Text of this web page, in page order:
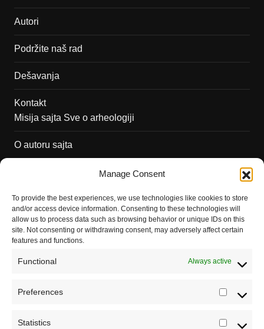
Manage Consent
To provide the best experiences, we use technologies like cookies to store
and/or access device information. Consenting to these technologies will
allow us to process data such as browsing behavior or unique IDs on this
site. Not consenting or withdrawing consent, may adversely affect certain
features and functions.
Functional Always active
Preferences
Statistics
Autori
Podržite naš rad
Dešavanja
Kontakt
Misija sajta Sve o arheologiji
O autoru sajta
Saradnja